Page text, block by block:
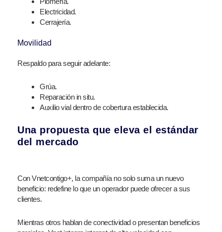
Electricidad.
Cerrajería.
Movilidad
Respaldo para seguir adelante:
Grúa.
Reparación in situ.
Auxilio vial dentro de cobertura establecida.
Una propuesta que eleva el estándar
del mercado
Con Vnetcontigo+, la compañía no solo suma un nuevo
beneficio: redefine lo que un operador puede ofrecer a sus
clientes.
Mientras otros hablan de conectividad o presentan beneficios